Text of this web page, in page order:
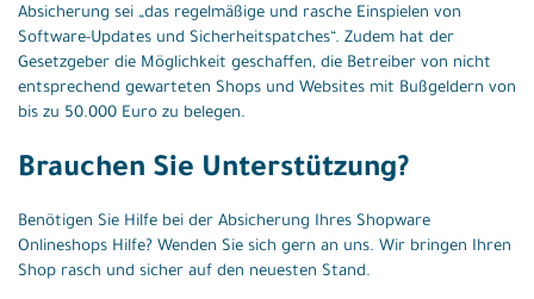
Absicherung sei „das regelmäßige und rasche Einspielen von
Software-Updates und Sicherheitspatches“. Zudem hat der
Gesetzgeber die Möglichkeit geschaffen, die Betreiber von nicht
entsprechend gewarteten Shops und Websites mit Bußgeldern von
bis zu 50.000 Euro zu belegen.
Brauchen Sie Unterstützung?
Benötigen Sie Hilfe bei der Absicherung Ihres Shopware
Onlineshops Hilfe? Wenden Sie sich gern an uns. Wir bringen Ihren
Shop rasch und sicher auf den neuesten Stand.